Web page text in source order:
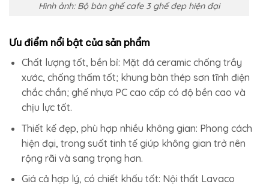
Hình ảnh: Bộ bàn ghế cafe 3 ghế đẹp hiện đại
Ưu điểm nổi bật của sản phẩm
Chất lượng tốt, bền bỉ: Mặt đá ceramic chống trầy
xước, chống thấm tốt; khung bàn thép sơn tĩnh điện
chắc chắn; ghế nhựa PC cao cấp có độ bền cao và
chịu lực tốt.
Thiết kế đẹp, phù hợp nhiều không gian: Phong cách
hiện đại, trong suốt tinh tế giúp không gian trở nên
rộng rãi và sang trọng hơn.
Giá cả hợp lý, có chiết khấu tốt: Nội thất Lavaco